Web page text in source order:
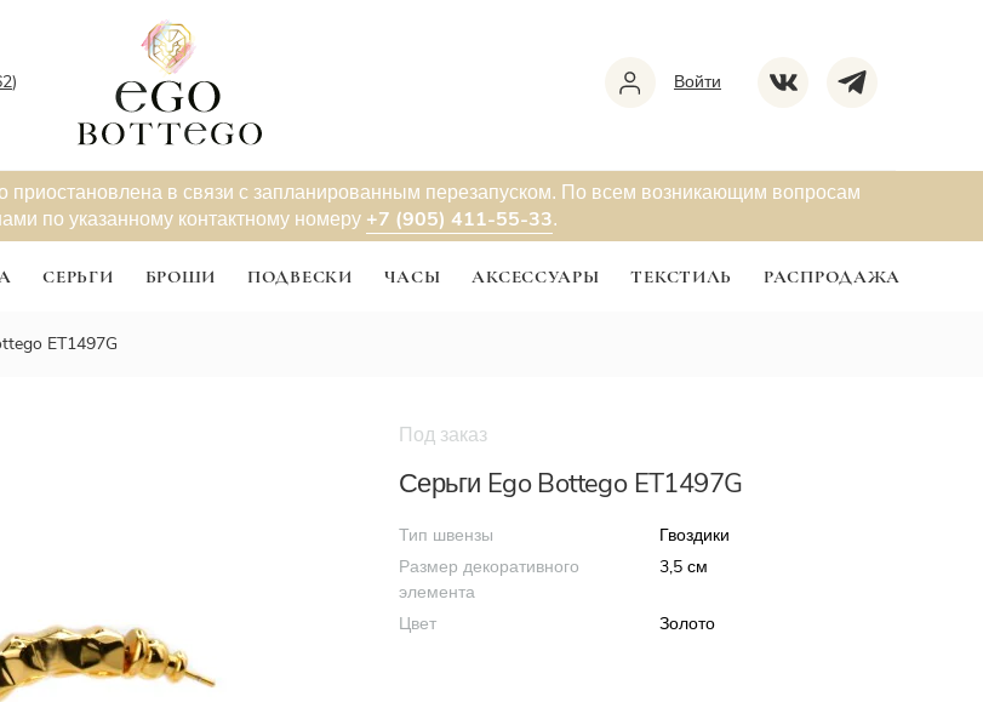
) Войти
в связи с запланированным перезапуском. По всем возникающим вопросам
по указанному контактному номеру +7 (905) 411-55-33.
СЕРЬГИ БРОШИ ПОДВЕСКИ ЧАСЫ АКСЕССУАРЫ ТЕКСТИЛЬ РАСПРОДАЖА
ET1497G
Под заказ
Серьги Ego Bottego ET1497G
Тип швензы
Гвоздики
Размер декоративного
элемента
3,5 см
Цвет Золото